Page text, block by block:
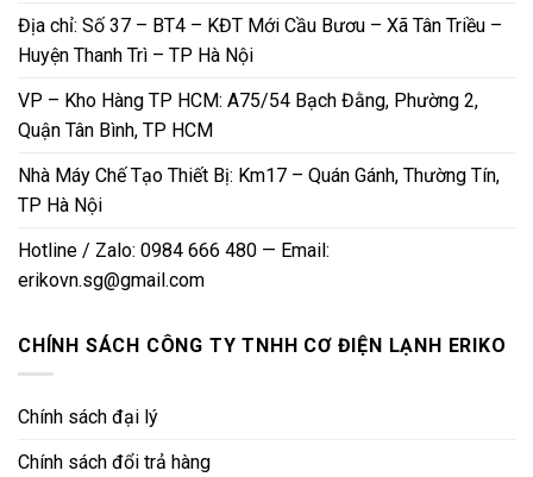
Địa chỉ: Số 37 – BT4 – KĐT Mới Cầu Bươu – Xã Tân Triều –
Huyện Thanh Trì – TP Hà Nội
VP – Kho Hàng TP HCM: A75/54 Bạch Đằng, Phường 2,
Quận Tân Bình, TP HCM
Nhà Máy Chế Tạo Thiết Bị: Km17 – Quán Gánh, Thường Tín,
TP Hà Nội
Hotline / Zalo: 0984 666 480 — Email:
erikovn.sg@gmail.com
CHÍNH SÁCH CÔNG TY TNHH CƠ ĐIỆN LẠNH ERIKO
Chính sách đại lý
Chính sách đổi trả hàng